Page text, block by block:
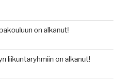
on alkanut!
liikuntaryhmiin on alkanut!